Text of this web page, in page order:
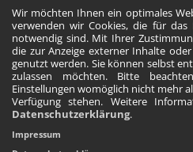
Wir möchten Ihnen ein optimales
verwenden wir Cookies, die für das
notwendig sind. Mit Ihrer
die zur Anzeige externer Inhalte
genutzt werden. Sie können selbst
zulassen möchten. Bitte
Einstellungen womöglich nicht mehr
Verfügung stehen. Weitere
Datenschutzerklärung.
Impressum